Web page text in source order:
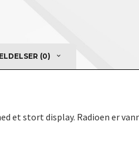
(0)
et stort display. Radioen er